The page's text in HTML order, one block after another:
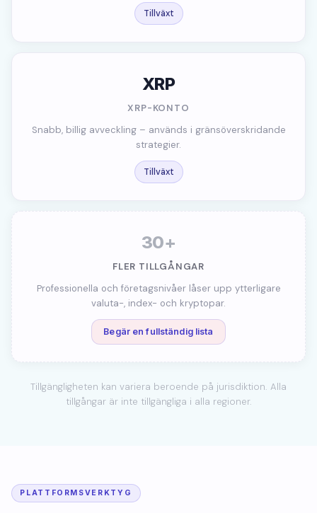
Tillväxt
XRP
XRP-KONTO
Snabb, billig avveckling – används i gränsöverskridande
strategier.
Tillväxt
30+
FLER TILLGÅNGAR
Professionella och företagsnivåer låser upp ytterligare
valuta-, index- och kryptopar.
Begär en fullständig lista
Tillgängligheten kan variera beroende på jurisdiktion. Alla
tillgångar är inte tillgängliga i alla regioner.
PLATTFORMSVERKTYG